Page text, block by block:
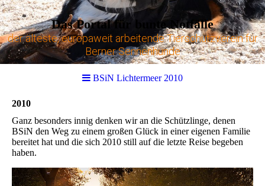
Das Portal für bunte Notfälle
der älteste, europaweit arbeitende Tierschutzverein für
Berner Sennenhunde
BSiN Lichtermeer 2010
2010
Ganz besonders innig denken wir an die Schützlinge, denen
BSiN den Weg zu einem großen Glück in einer eigenen Familie
bereitet hat und die sich 2010 still auf die letzte Reise begeben
haben.